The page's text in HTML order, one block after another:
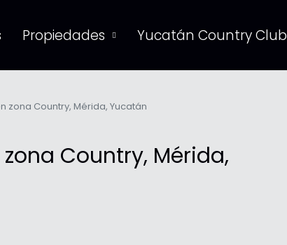
Propiedades Yucatán Country Club
zona Country, Mérida, Yucatán
Country, Mérida,